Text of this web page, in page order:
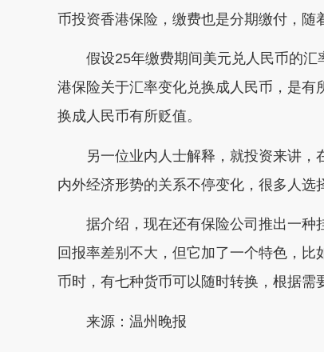
币投资香港保险，缴费也是分期缴付，随
假设25年缴费期间美元兑人民币的汇
港保险关于汇率变化兑换成人民币，是
换成人民币有所贬值。
另一位业内人士解释，就投资来讲，
内外经济形势的关系不停变化，很多人选
据介绍，现在还有保险公司推出一种
回报率差别不大，但它加了一个特色，
币时，有七种货币可以随时转换，根据需
来源：温州晚报